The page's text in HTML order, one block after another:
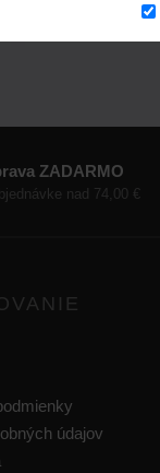
ZADARMO
nad 74,00 €
údajov